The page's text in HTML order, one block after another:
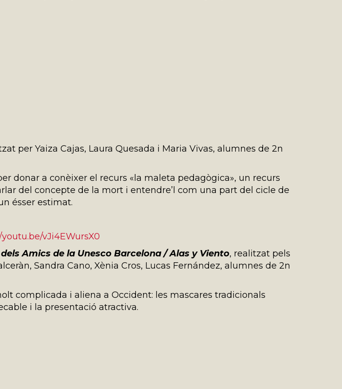
per Yaiza Cajas, Laura Quesada i Maria Vivas, alumnes de 2n
donar a conèixer el recurs «la maleta pedagògica», un recurs
del concepte de la mort i entendre’l com una part del cicle de
ésser estimat.
vJi4EWursX0
Amics de la Unesco Barcelona / Alas y Viento, realitzat pels
Sandra Cano, Xènia Cros, Lucas Fernández, alumnes de 2n
complicada i aliena a Occident: les mascares tradicionals
i la presentació atractiva.